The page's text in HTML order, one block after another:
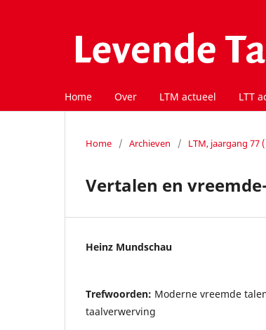
Home Over LTM actueel LTT
Home / Archieven / LTM, jaargang 77
Vertalen en
Heinz Mundschau
Trefwoorden: Moderne vreemde
taalverwerving